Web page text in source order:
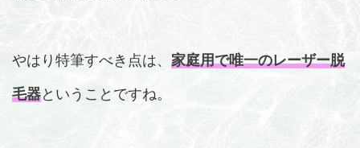
やはり特筆すべき点は、 家庭用で唯一のレーザー脱
毛器ということですね。